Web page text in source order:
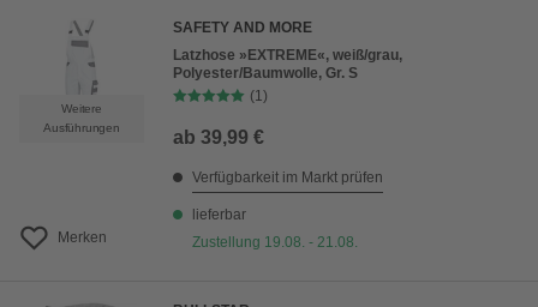
Weitere
Ausführungen
Merken
SAFETY AND MORE
Latzhose »EXTREME«, weiß/grau,
Polyester/Baumwolle, Gr. S
(1)
ab 39,99 €
Verfügbarkeit im Markt prüfen
lieferbar
Zustellung 19.08. - 21.08.